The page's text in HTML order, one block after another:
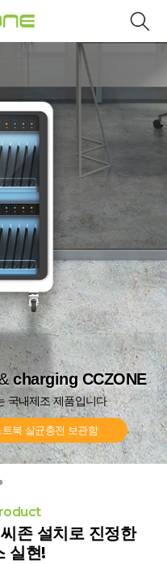
charging CCZONE
국내제조 제품입니다
폰 살균충전기
charging CCZONE
국내제조 제품입니다
북 살균충전 보관함
charging CCZONE
국내제조 제품입니다
폰 살균충전기
charging CCZONE
charging CCZONE
charging CCZONE
국내제조 제품입니다
북 살균충전 보관함
존 설치로 진정한
실현!